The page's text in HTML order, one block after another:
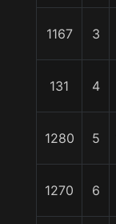
1167 3
131 4
1280 5
1270 6